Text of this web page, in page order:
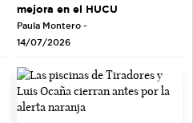
mejora en el HUCU
Paula Montero -
14/07/2026